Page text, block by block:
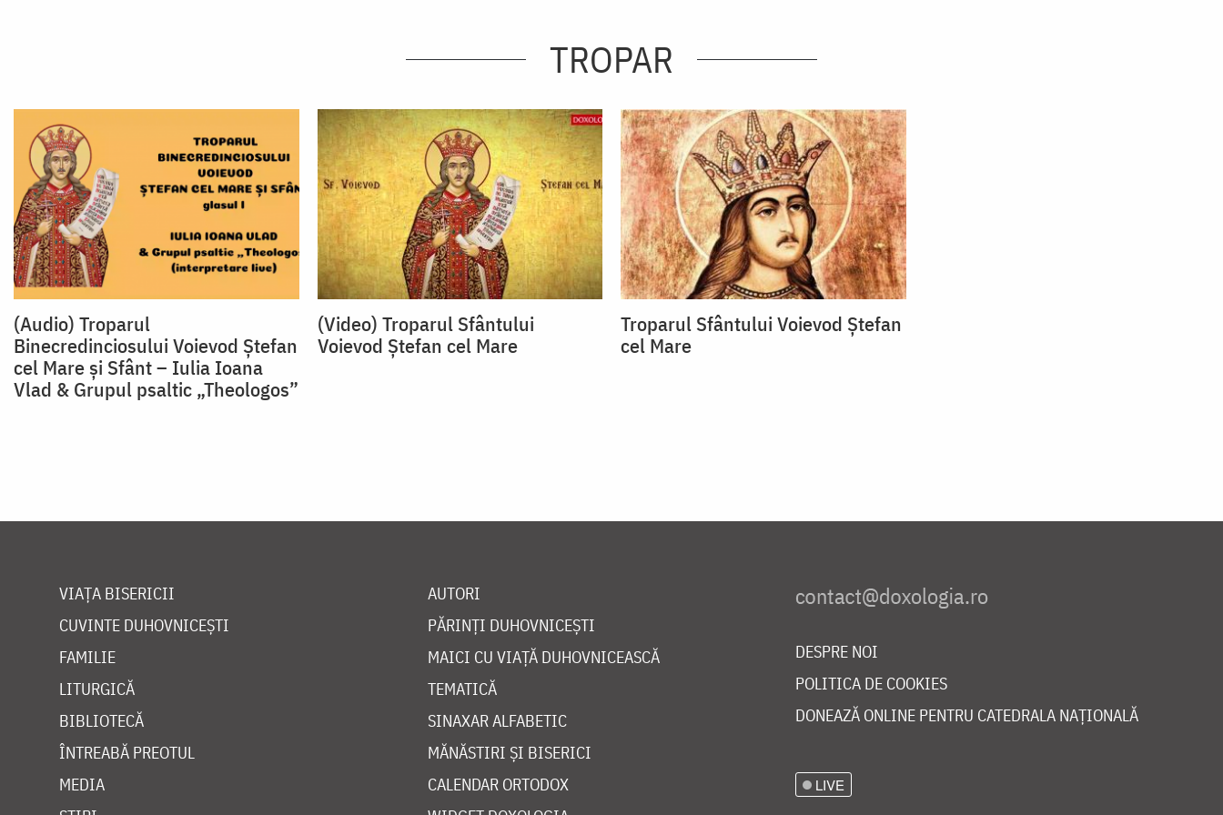
TROPAR
(Audio) Troparul
Binecredinciosului Voievod Ștefan
cel Mare și Sfânt – Iulia Ioana
Vlad & Grupul psaltic „Theologos”
(Video) Troparul Sfântului
Voievod Ștefan cel Mare
Troparul Sfântului Voievod Ștefan
cel Mare
VIAȚA BISERICII
CUVINTE DUHOVNICEȘTI
FAMILIE
LITURGICĂ
BIBLIOTECĂ
ÎNTREABĂ PREOTUL
MEDIA
AUTORI
PĂRINȚI DUHOVNICEȘTI
MAICI CU VIAȚĂ DUHOVNICEASCĂ
TEMATICĂ
SINAXAR ALFABETIC
MĂNĂSTIRI ȘI BISERICI
CALENDAR ORTODOX
DESPRE NOI
POLITICA DE COOKIES
DONEAZĂ ONLINE PENTRU CATEDRALA NAȚIONALĂ
LIVE